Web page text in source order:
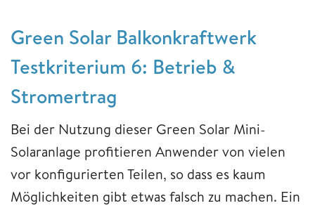
Green Solar Balkonkraftwerk
Testkriterium 6: Betrieb &
Stromertrag
Bei der Nutzung dieser Green Solar Mini-
Solaranlage profitieren Anwender von vielen
vor konfigurierten Teilen, so dass es kaum
Möglichkeiten gibt etwas falsch zu machen. Ein